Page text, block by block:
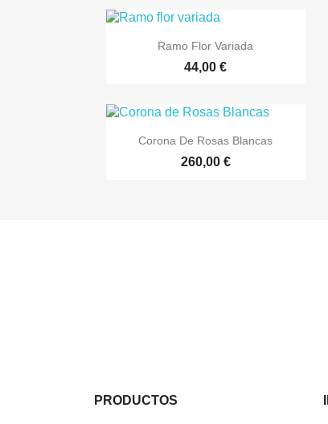
Vista rápida
Ramo Flor Variada
44,00 €
 Vista rápida
Corona De Rosas Blancas
260,00 €
PRODUCTOS